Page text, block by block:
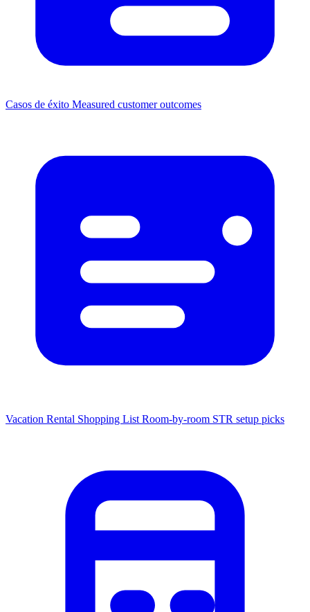
Casos de éxito Measured customer outcomes
Vacation Rental Shopping List Room-by-room STR setup picks